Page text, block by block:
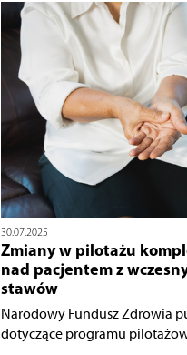
30.07.2025
Zmiany w pilotażu
nad pacjentem z
stawów
Narodowy Fundusz Zdrowia
dotyczące programu